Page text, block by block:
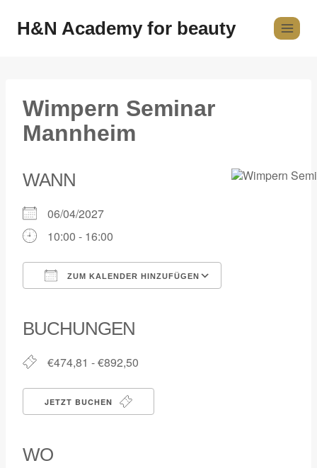
H&N Academy for beauty
Wimpern Seminar
Mannheim
WANN
06/04/2027
10:00 - 16:00
ZUM KALENDER HINZUFÜGEN
BUCHUNGEN
€474,81 - €892,50
JETZT BUCHEN
WO